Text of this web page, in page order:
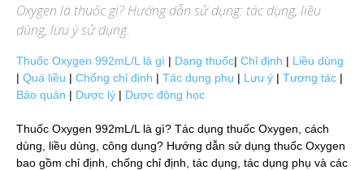
Oxygen là thuốc gì? Hướng dẫn sử dụng: tác dụng, liều
dùng, lưu ý sử dụng.
Thuốc Oxygen 992mL/L là gì | Dạng thuốc| Chỉ định | Liều dùng
| Quá liều | Chống chỉ định | Tác dụng phụ | Lưu ý | Tương tác |
Bảo quản | Dược lý | Dược động học
Thuốc Oxygen 992mL/L là gì? Tác dụng thuốc Oxygen, cách
dùng, liều dùng, công dụng? Hướng dẫn sử dụng thuốc Oxygen
bao gồm chỉ định, chống chỉ định, tác dụng, tác dụng phụ và các